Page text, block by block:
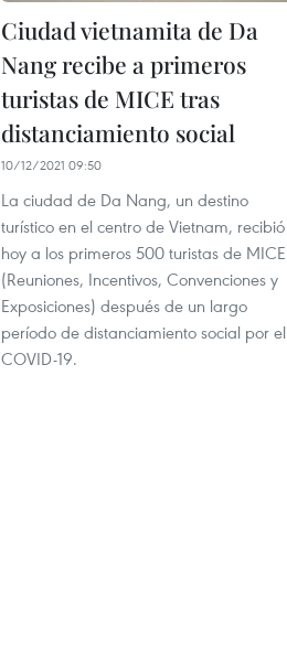
Ciudad vietnamita de Da
Nang recibe a primeros
turistas de MICE tras
distanciamiento social
10/12/2021 09:50
La ciudad de Da Nang, un destino
turístico en el centro de Vietnam, recibió
hoy a los primeros 500 turistas de MICE
(Reuniones, Incentivos, Convenciones y
Exposiciones) después de un largo
período de distanciamiento social por el
COVID-19.